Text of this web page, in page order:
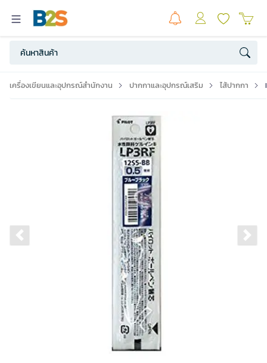
เครื่องเขียนและอุปกรณ์สำนักงาน ปากกาและอุปกรณ์เสริม ไส้ปากกา
Previous slide